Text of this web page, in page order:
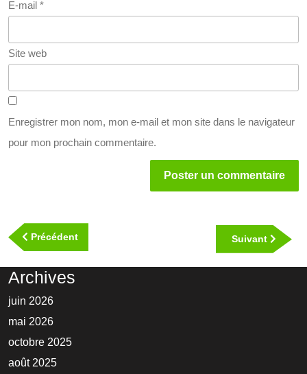
E-mail *
Site web
Enregistrer mon nom, mon e-mail et mon site dans le navigateur
pour mon prochain commentaire.
de
l’article
PrécédentPrevious
Post
Suivant
Next
Post
Archives
juin 2026
mai 2026
octobre 2025
août 2025